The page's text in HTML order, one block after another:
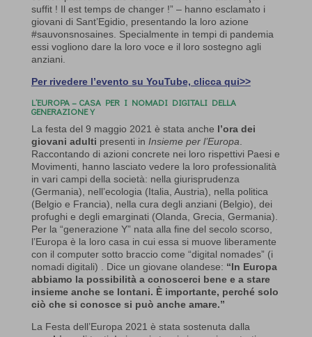
suffit ! Il est temps de changer !” – hanno esclamato i
giovani di Sant’Egidio, presentando la loro azione
#sauvonsnosaines. Specialmente in tempi di pandemia
essi vogliono dare la loro voce e il loro sostegno agli
anziani.
Per rivedere l’evento su YouTube, clicca qui>>
L’EUROPA – CASA PER I NOMADI DIGITALI DELLA
GENERAZIONE Y
La festa del 9 maggio 2021 è stata anche l’ora dei
giovani adulti presenti in Insieme per l’Europa.
Raccontando di azioni concrete nei loro rispettivi Paesi e
Movimenti, hanno lasciato vedere la loro professionalità
in vari campi della società: nella giurisprudenza
(Germania), nell’ecologia (Italia, Austria), nella politica
(Belgio e Francia), nella cura degli anziani (Belgio), dei
profughi e degli emarginati (Olanda, Grecia, Germania).
Per la “generazione Y” nata alla fine del secolo scorso,
l’Europa è la loro casa in cui essa si muove liberamente
con il computer sotto braccio come “digital nomades” (i
nomadi digitali) . Dice un giovane olandese: “In Europa
abbiamo la possibilità a conoscerci bene e a stare
insieme anche se lontani. È importante, perché solo
ciò che si conosce si può anche amare.”
La Festa dell’Europa 2021 è stata sostenuta dalla